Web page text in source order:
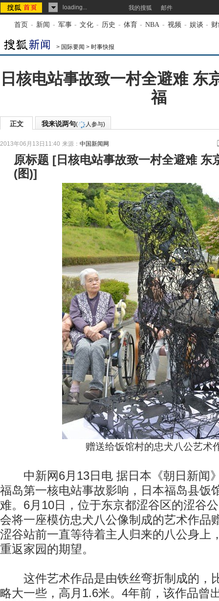
loading... 我的搜狐 邮件
首页 - 新闻 - 军事 - 文化 - 历史 - 体育 - NBA - 视频 - 娱谈 -
> 国际要闻 > 时事快报
日核电站事故致一村全避难 东
福
正文 我来说两句( 人参与)
2013年06月13日11:40 来源： 中国新闻网
原标题 [ 日核电站事故致一村全避难 东
(图)]
赠送给饭馆村的忠犬八公艺术
中新网6月13日电 据日本《朝日新闻
福岛第一核电站事故影响，日本福岛县饭
难。6月10日，位于东京都涩谷区的涩谷
会将一座模仿忠犬八公像制成的艺术作品
涩谷站前一直等待着主人归来的八公身上
重返家园的期望。
这件艺术作品是由铁丝弯折制成的，
略大一些，高月1.6米。4年前，该作品曾